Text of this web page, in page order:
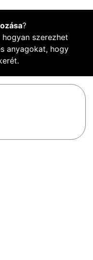
?
hogyan szerezhet
anyagokat, hogy